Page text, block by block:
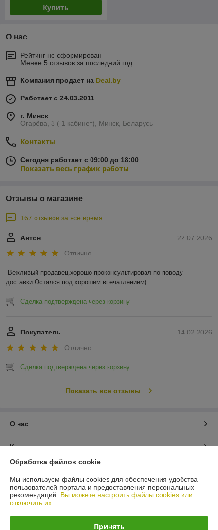
Купить
О нас
Рейтинг не сформирован
Менее 5 отзывов за последний год
Компания продает на Deal.by
Работает с 24.03.2011
г. Минск
Огарёва, 3 ( 1 кабинет), Минск, Беларусь
Контакты
Сегодня работает с 09:00 до 18:00
Показать весь график работы
Отзывы о магазине
167 отзывов за всё время
22.07.2026
Антон
Отлично
Вежливый продавец,хорошо проконсультировал по поводу
доставки.Остался под хорошим впечатлением)
Сделка подтверждена через корзину
14.02.2026
Покупатель
Отлично
Сделка подтверждена через корзину
Показать все отзывы
О нас
Контакты
График работы
Полная версия сайта
Обработка файлов cookie
Мы используем файлы cookies для обеспечения удобства
пользователей портала и предоставления персональных
рекомендаций. Вы можете настроить файлы cookies или
отключить их.
Принять